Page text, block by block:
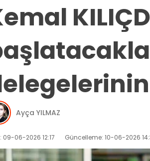
Ayça YILMAZ
09-06-2026 12:17 Güncelleme: 10-06-2026